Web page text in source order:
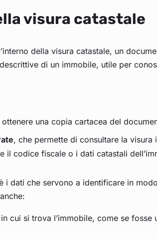
visura catastale
della visura catastale, un
di un immobile, utile per
una copia cartacea del
, che permette di consultare la visura
il codice fiscale o i dati catastali
i dati che servono a identificare in modo
cui si trova l’immobile, come se fosse